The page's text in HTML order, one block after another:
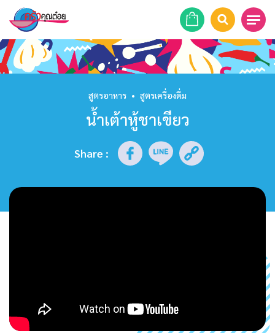
หน้าแรก
รายการย้อนหลัง
สูตรอาหาร • สูตรเครื่องดื่ม
น้ำเต้าหู้ชาเขียว
Share :